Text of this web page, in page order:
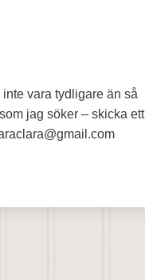
vara tydligare än så
jag söker – skicka ett